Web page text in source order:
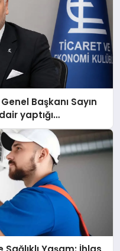
Başkanı Sayın
yaptığı